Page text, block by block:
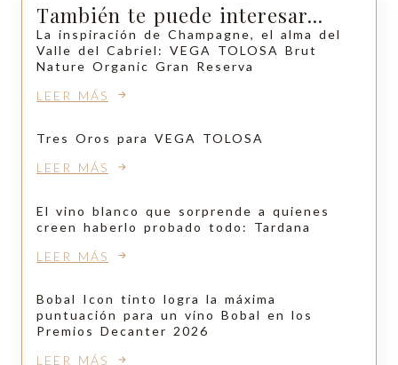
También te puede interesar...
La inspiración de Champagne, el alma del
Valle del Cabriel: VEGA TOLOSA Brut
Nature Organic Gran Reserva
LEER MÁS
Tres Oros para VEGA TOLOSA
LEER MÁS
El vino blanco que sorprende a quienes
creen haberlo probado todo: Tardana
LEER MÁS
Bobal Icon tinto logra la máxima
puntuación para un vino Bobal en los
Premios Decanter 2026
LEER MÁS